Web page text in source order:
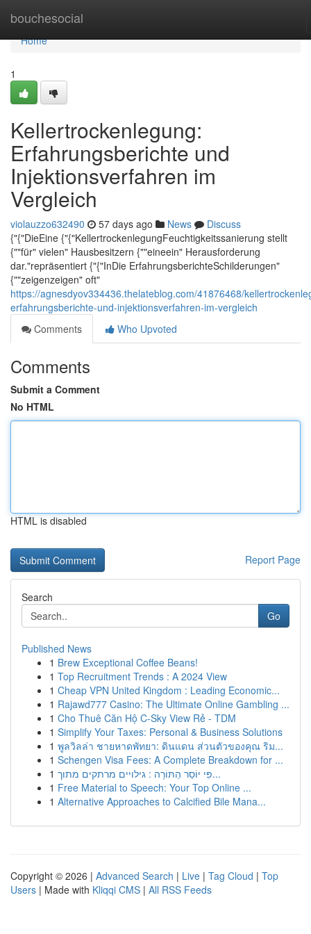
bouchesocial
Home
Home
1
Kellertrockenlegung:
Erfahrungsberichte und
Injektionsverfahren im
Vergleich
violauzzo632490 57 days ago News
Discuss
{"{"DieEine {"{"KellertrockenlegungFeuchtigkeitssanierung stellt
{""für" vielen" Hausbesitzern {""eineein" Herausforderung
dar."repräsentiert {"{"InDie ErfahrungsberichteSchilderungen"
{""zeigenzeigen" oft"
https://agnesdyov334436.thelateblog.com/41876468/
erfahrungsberichte-und-injektionsverfahren-im-vergleich
Comments
Who Upvoted
Comments
Submit a Comment
No HTML
HTML is disabled
Report Page
Search
Go
Published News
1 Brew Exceptional Coffee Beans!
1 Top Recruitment Trends : A 2024 View
1 Cheap VPN United Kingdom : Leading Economic...
1 Rajawd777 Casino: The Ultimate Online Gambling ...
1 Cho Thuê Căn Hộ C-Sky View Rẻ - TDM
1 Simplify Your Taxes: Personal & Business Solutions
1 พูลวิลล่า ชายหาดพัทยา: ดินแดน ส่วนตัวของคุณ ริม...
1 Schengen Visa Fees: A Complete Breakdown for ...
1
פִּי יוֹסֵר הַתּוֹרָה : גילויים מרתקים מתוך...
1 Free Material to Speech: Your Top Online ...
1 Alternative Approaches to Calcified Bile Mana...
Copyright © 2026 | Advanced Search | Live | Tag Cloud | Top
Users | Made with Kliqqi CMS | All RSS Feeds